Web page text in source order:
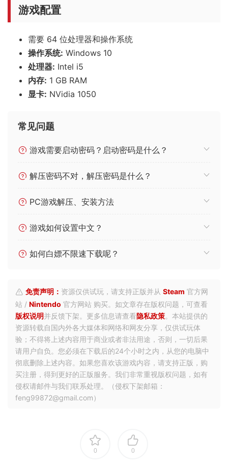
游戏配置
需要 64 位处理器和操作系统
操作系统: Windows 10
处理器: Intel i5
内存: 1 GB RAM
显卡: NVidia 1050
常见问题
游戏需要启动密码？启动密码是什么？
解压密码不对，解压密码是什么？
PC游戏解压、安装方法
游戏如何设置中文？
如何白嫖不限速下载呢？
免责声明： 资源仅供试玩，请支持正版并从 Steam 官方网
站 / Nintendo 官方网站 购买。如文章存在版权问题，可查看
版权说明并反馈下架。更多信息请查看隐私政策。本站提供的
资源转载自国内外各大媒体和网络和网友分享，仅供试玩体
验；不得将上述内容用于商业或者非法用途，否则，一切后果
请用户自负。您必须在下载后的24个小时之内，从您的电脑中
彻底删除上述内容。如果您喜欢该游戏内容，请支持正版，购
买注册，得到更好的正版服务。我们非常重视版权问题，如有
侵权请邮件与我们联系处理。（侵权下架邮箱：
feng99872@gmail.com）
0 0